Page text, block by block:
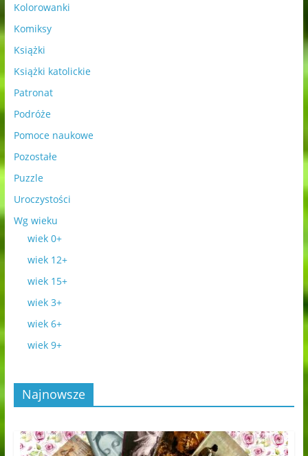
Kolorowanki
Komiksy
Książki
Książki katolickie
Patronat
Podróże
Pomoce naukowe
Pozostałe
Puzzle
Uroczystości
Wg wieku
wiek 0+
wiek 12+
wiek 15+
wiek 3+
wiek 6+
wiek 9+
Najnowsze